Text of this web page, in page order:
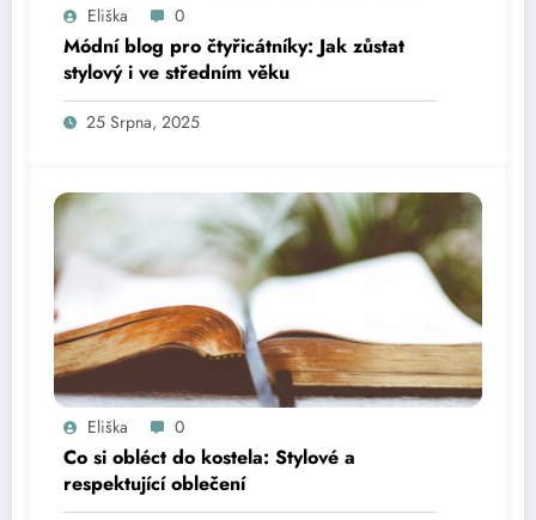
Eliška 0
Módní blog pro čtyřicátníky: Jak zůstat
stylový i ve středním věku
25 Srpna, 2025
Eliška 0
Co si obléct do kostela: Stylové a
respektující oblečení